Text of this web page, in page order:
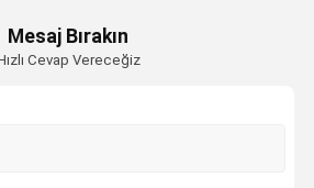
Mesaj Bırakın
Cevap Vereceğiz